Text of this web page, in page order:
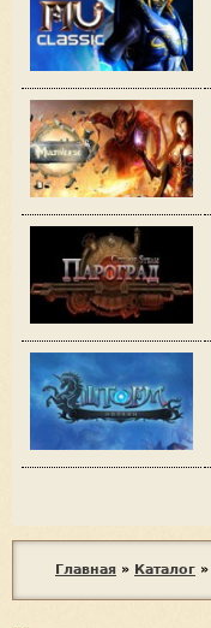
ы
Главная » Каталог »